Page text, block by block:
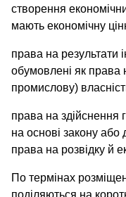
створення
мають економічну
права на результати
обумовлені як права
промислову)
права на здійснення
на основі закону
права на розвідку й
По термінах
поділяються на